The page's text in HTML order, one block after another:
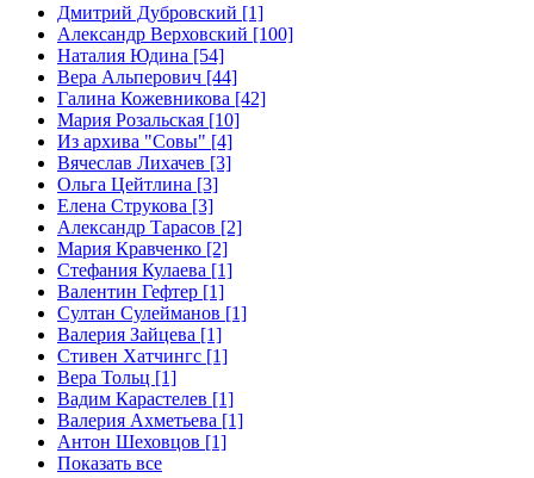
Дмитрий Дубровский [1]
Александр Верховский [100]
Наталия Юдина [54]
Вера Альперович [44]
Галина Кожевникова [42]
Мария Розальская [10]
Из архива "Совы" [4]
Вячеслав Лихачев [3]
Ольга Цейтлина [3]
Елена Струкова [3]
Александр Тарасов [2]
Мария Кравченко [2]
Стефания Кулаева [1]
Валентин Гефтер [1]
Султан Сулейманов [1]
Валерия Зайцева [1]
Стивен Хатчингс [1]
Верa Тольц [1]
Вадим Карастелев [1]
Валерия Ахметьева [1]
Антон Шеховцов [1]
Показать все